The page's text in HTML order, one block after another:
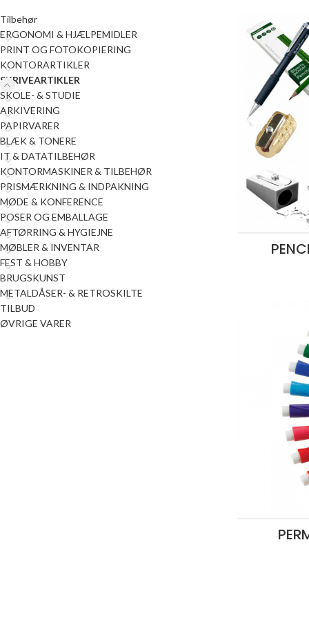
Tilbehør
ERGONOMI & HJÆLPEMIDLER
PRINT OG FOTOKOPIERING
KONTORARTIKLER
SKRIVEARTIKLER
SKOLE- & STUDIE
ARKIVERING
PAPIRVARER
BLÆK & TONERE
IT & DATATILBEHØR
KONTORMASKINER & TILBEHØR
PRISMÆRKNING & INDPAKNING
MØDE & KONFERENCE
POSER OG EMBALLAGE
AFTØRRING & HYGIEJNE
MØBLER & INVENTAR
FEST & HOBBY
BRUGSKUNST
METALDÅSER- & RETROSKILTE
TILBUD
ØVRIGE VARER